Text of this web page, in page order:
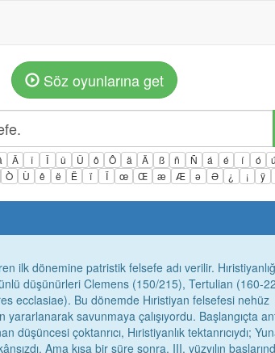
Söz oyunlarına get
Â î Î û Û ô Ô ä Ä ß ñ Ñ á é í ó ú
Ò Ù ê ë Ë ï Ï œ Œ æ Æ ə Ə ¿ ¡ ÿ
ilk dönemine patristik felsefe adı verilir.
düşünürleri Clemens (150/215), Tertulian (160-
ecclasiae). Bu dönemde Hıristiyan felsefesi nehüz
savunmaya çalışıyordu. Başlangıçta
çoktanrıcı, Hıristiyanlık tektanrıcıydı;
Ama kısa bir süre sonra, III. yüzyılın